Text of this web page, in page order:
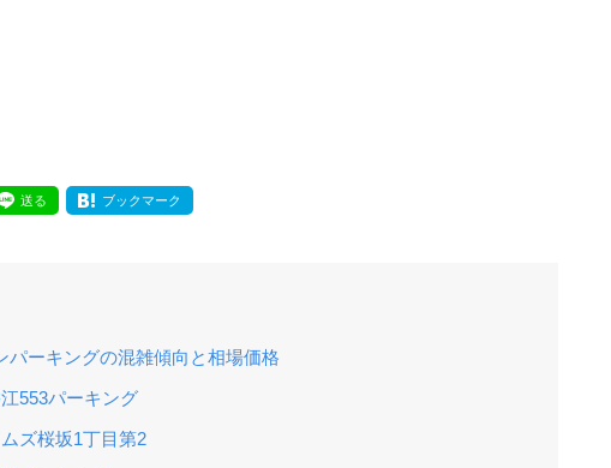
送る ブックマーク
パーキングの混雑傾向と相場価格
553パーキング
ズ桜坂1丁目第2